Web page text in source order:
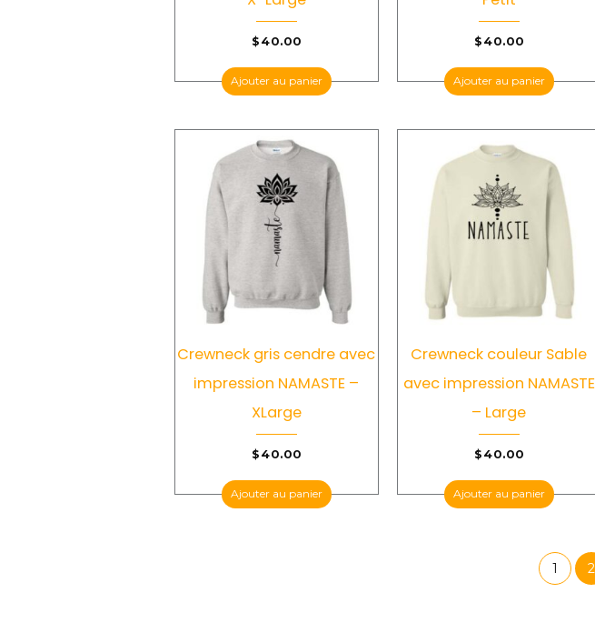
$ 40.00
Ajouter au panier
$ 40.00
Ajouter au panier
Crewneck gris cendre avec
impression NAMASTE –
XLarge
$ 40.00
Ajouter au panier
Crewneck couleur Sable
avec impression NAMASTE
– Large
$ 40.00
Ajouter au panier
1 2